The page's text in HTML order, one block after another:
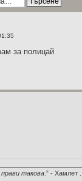
за полицай
такова .” - Хамлет